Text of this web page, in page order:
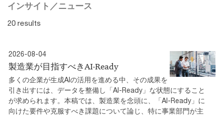
インサイト／ニュース
20 results
2026-08-04
製造業が目指すべきAI-Ready
多くの企業が生成AIの活用を進める中、その成果を
引き出すには、データを整備し「AI-Ready」な状態にすること
が求められます。本稿では、製造業を念頭に、「AI-Ready」に
向けた要件や克服すべき課題について論じ、特に事業部門が主